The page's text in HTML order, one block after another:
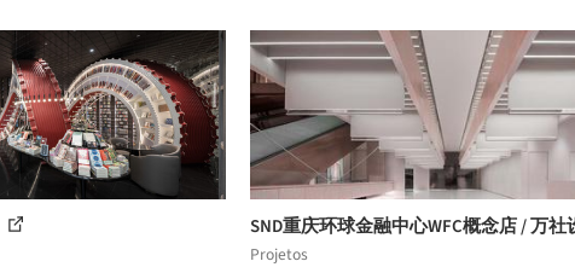
SND重庆环球金融中心WFC概念店 / 万社
Projetos